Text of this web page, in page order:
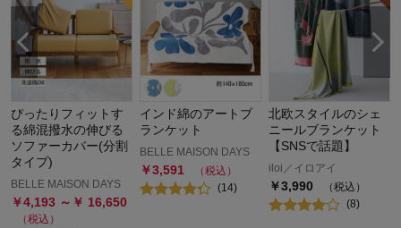
ぴったりフィットす
る綿混撥水の伸びる
ソファーカバー(分割
タイプ)
BELLE MAISON DAYS
￥4,193 ～￥ 16,650
（税込）
インド綿のアートブ
ランケット
BELLE MAISON DAYS
￥3,591
（税込）
(14)
北欧スタイルのシェ
ニールブランケット
【SNSで話題】
iloi／イロアイ
￥3,990
（税込）
(8)